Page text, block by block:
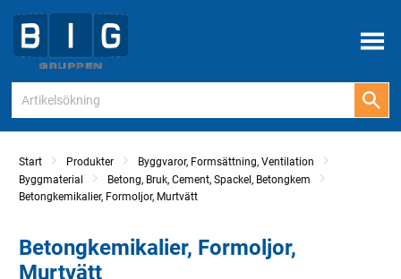
Meny
Start Produkter
Byggvaror, Formsättning, Ventilation
Byggmaterial
Betong, Bruk, Cement, Spackel, Betongkem
Betongkemikalier, Formoljor, Murtvätt
Betongkemikalier, Formoljor,
Murtvätt